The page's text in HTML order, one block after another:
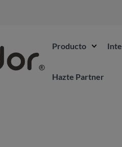
Producto
Hazte Partner